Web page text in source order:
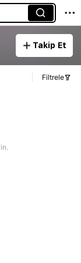
Takip Et
Filtrele